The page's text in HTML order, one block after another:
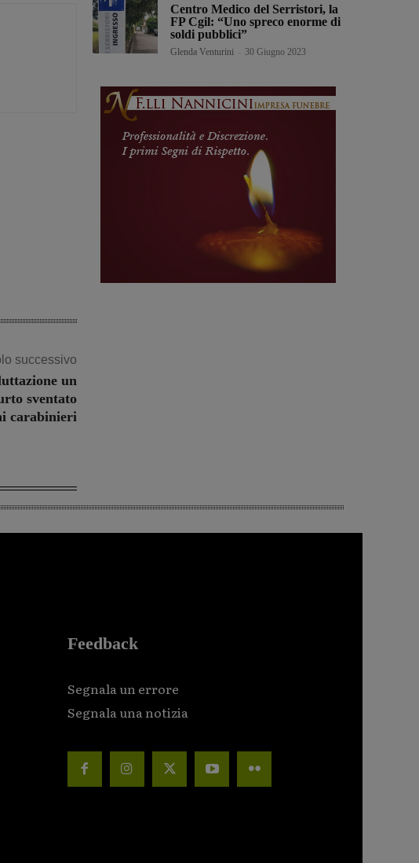
successivo
un
sventato
carabinieri
Centro Medico del Serristori, la
FP Cgil: “Uno spreco enorme di
soldi pubblici”
Glenda Venturini 30 Giugno 2023
Feedback
Segnala un errore
Segnala una notizia